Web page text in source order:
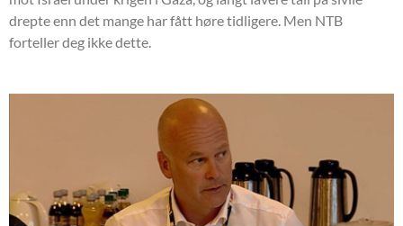
drepte enn det mange har fått høre tidligere. Men NTB
forteller deg ikke dette.